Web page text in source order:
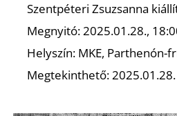
Szentpéteri Zsuzsanna
Megnyitó: 2025.01.28.,
Helyszín: MKE, Parthenón-
Megtekinthető: